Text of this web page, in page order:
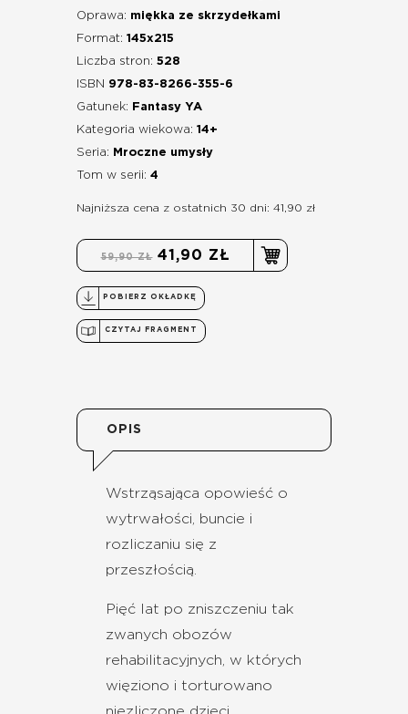
Oprawa: miękka ze skrzydełkami
Format: 145x215
Liczba stron: 528
ISBN 978-83-8266-355-6
Gatunek:
Fantasy YA
Kategoria wiekowa: 14+
Seria:
Mroczne umysły
Tom w serii: 4
Najniższa cena z ostatnich 30 dni: 41,90 zł
59,90 ZŁ 41,90 ZŁ
POBIERZ OKŁADKĘ
CZYTAJ FRAGMENT
OPIS
Wstrząsająca opowieść o
wytrwałości, buncie i
rozliczaniu się z
przeszłością.
Pięć lat po zniszczeniu tak
zwanych obozów
rehabilitacyjnych, w których
więziono i torturowano
niezliczone dzieci,